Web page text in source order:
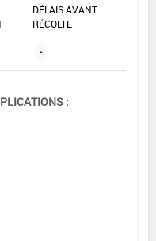
DÉLAIS AVANT
RÉCOLTE
-
: